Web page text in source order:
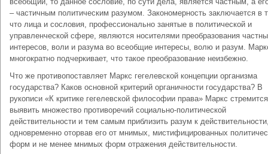
– частичным политическим разумом. Закономерность заключается в
что лица и сословия, профессионально занятые в политической и
управленческой сфере, являются носителями преобразования
интересов, воли и разума во всеобщие интересы, волю и разум.
многократно подчеркивает, что такое преобразование неизбежно.
Что же противопоставляет Маркс гегелевской концепции организма
государства? Каков основной критерий органичности государства? В
рукописи «К критике гегелевской философии права» Маркс стремится
выявить множество противоречий социально-политической
действительности и тем самым приблизить разум к
одновременно оторвав его от мнимых, мистифицированных
форм и не менее мнимых форм отражения действительности.